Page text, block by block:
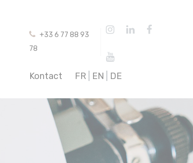
+33 6 77 88 93
78
Kontact FR| EN DE